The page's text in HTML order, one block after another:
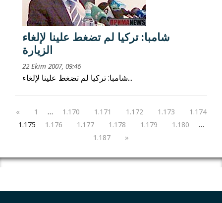
شامبا: تركيا لم تضغط علينا لإلغاء
الزيارة
22 Ekim 2007, 09:46
شامبا: تركيا لم تضغط علينا لإلغاء...
« 1 … 1.170 1.171 1.172 1.173
1.174
1.175
1.176 1.177 1.178 1.179 1.180
…
1.187
»